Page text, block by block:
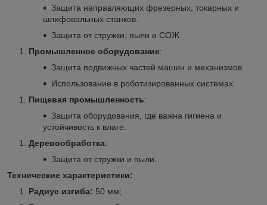
Защита направляющих фрезерных, токарных и
шлифовальных станков.
Защита от стружки, пыли и СОЖ.
Промышленное оборудование:
Защита подвижных частей машин и механизмов.
Использование в роботизированных системах.
Пищевая промышленность:
Защита оборудования, где важна гигиена и
устойчивость к влаге.
Деревообработка:
Защита от стружки и пыли.
Технические характеристики:
Радиус изгиба: 50 мм;